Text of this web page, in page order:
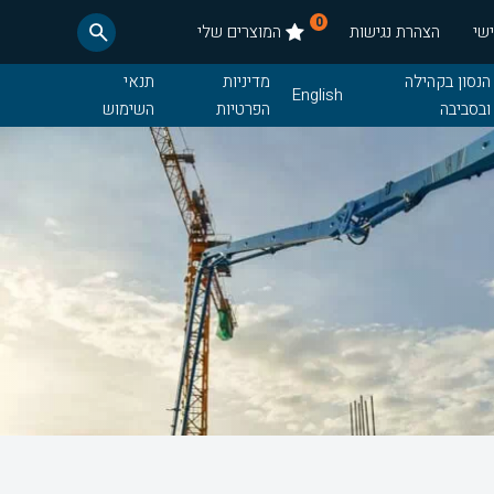
הצהרת נגישות 0 המוצרים שלי
חדשות
הנסון בקהילה
ובסביבה
English
מדיניות
הפרטיות
תנאי
השימוש